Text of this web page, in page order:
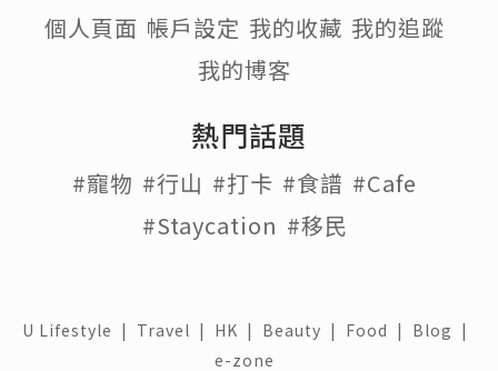
個人頁面 帳戶設定 我的收藏 我的追蹤
我的博客
熱門話題
#寵物 #行山 #打卡 #食譜 #Cafe
#Staycation #移民
U Lifestyle | Travel | HK | Beauty | Food | Blog |
e-zone